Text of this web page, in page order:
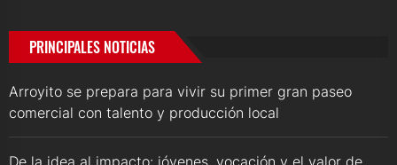
PRINCIPALES NOTICIAS
Arroyito se prepara para vivir su primer gran paseo
comercial con talento y producción local
De la idea al impacto: jóvenes, vocación y el valor de